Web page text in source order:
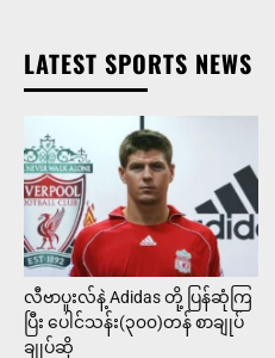
LATEST SPORTS NEWS
လီဗာပူးလ်နဲ့ Adidas တို့ ပြန်ဆုံကြ
ပြီး ပေါင်သန်း(၃၀၀)တန် စာချုပ်
ချုပ်ဆို